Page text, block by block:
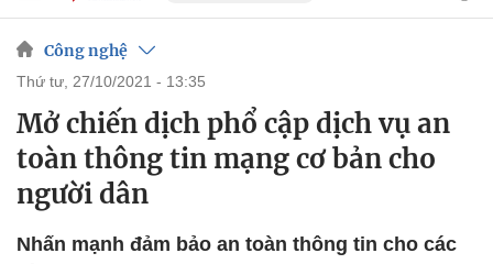
Công nghệ
thứ tư, 27/10/2021 - 13:35
Mở chiến dịch phổ cập dịch vụ an
toàn thông tin mạng cơ bản cho
người dân
Nhấn mạnh đảm bảo an toàn thông tin cho các